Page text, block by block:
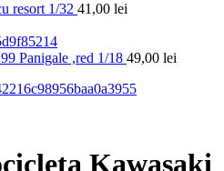
resort 1/32 41,00 lei
Panigale ,red 1/18 49,00 lei
Kawasaki